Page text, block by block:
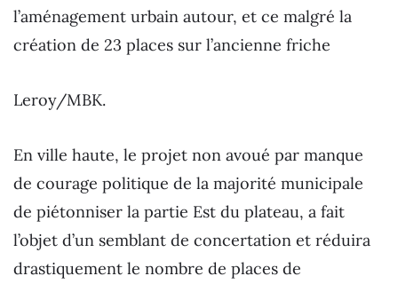
l’aménagement urbain autour, et ce malgré la
création de 23 places sur l’ancienne friche
Leroy/MBK.
En ville haute, le projet non avoué par manque
de courage politique de la majorité municipale
de piétonniser la partie Est du plateau, a fait
l’objet d’un semblant de concertation et réduira
drastiquement le nombre de places de